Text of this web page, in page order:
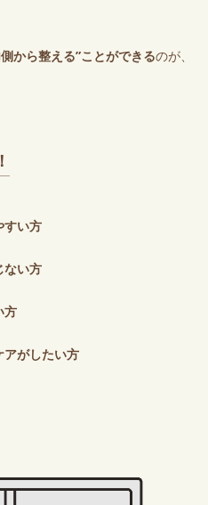
から整える”ことができるのが、
すい方
ない方
方
アがしたい方